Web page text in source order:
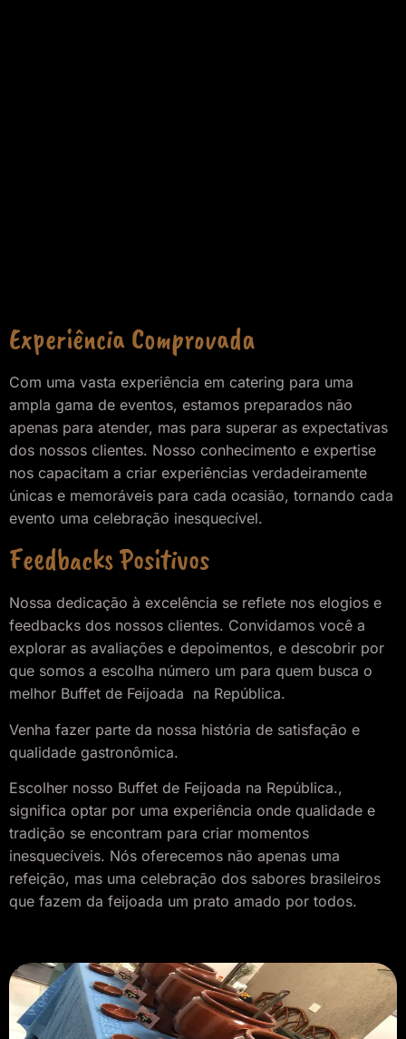
Experiência Comprovada
Com uma vasta experiência em catering para uma
ampla gama de eventos, estamos preparados não
apenas para atender, mas para superar as expectativas
dos nossos clientes. Nosso conhecimento e expertise
nos capacitam a criar experiências verdadeiramente
únicas e memoráveis para cada ocasião, tornando cada
evento uma celebração inesquecível.
Feedbacks Positivos
Nossa dedicação à excelência se reflete nos elogios e
feedbacks dos nossos clientes. Convidamos você a
explorar as avaliações e depoimentos, e descobrir por
que somos a escolha número um para quem busca o
melhor Buffet de Feijoada na República.
Venha fazer parte da nossa história de satisfação e
qualidade gastronômica.
Escolher nosso Buffet de Feijoada na República.,
significa optar por uma experiência onde qualidade e
tradição se encontram para criar momentos
inesquecíveis. Nós oferecemos não apenas uma
refeição, mas uma celebração dos sabores brasileiros
que fazem da feijoada um prato amado por todos.